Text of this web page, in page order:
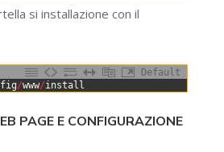
si installazione con il
Default
/www/install
PAGE E CONFIGURAZIONE